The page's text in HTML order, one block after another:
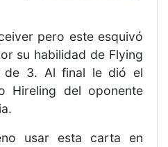
pero este esquivó
su habilidad de Flying
de 3. Al final le dió el
Hireling del oponente
usar esta carta en